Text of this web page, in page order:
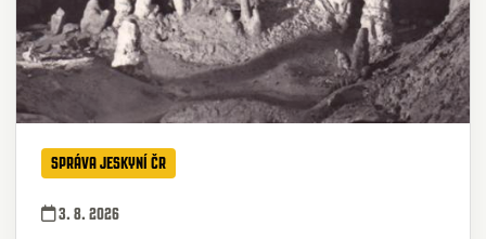
SPRÁVA JESKYNÍ ČR
3. 8. 2026